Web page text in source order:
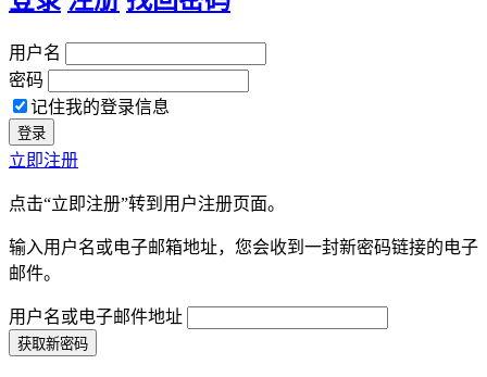
用户名
密码
记住我的登录信息
立即注册
点击“立即注册”转到用户注册页面。
输入用户名或电子邮箱地址，您会收到一封新密码链接的电子
邮件。
用户名或电子邮件地址